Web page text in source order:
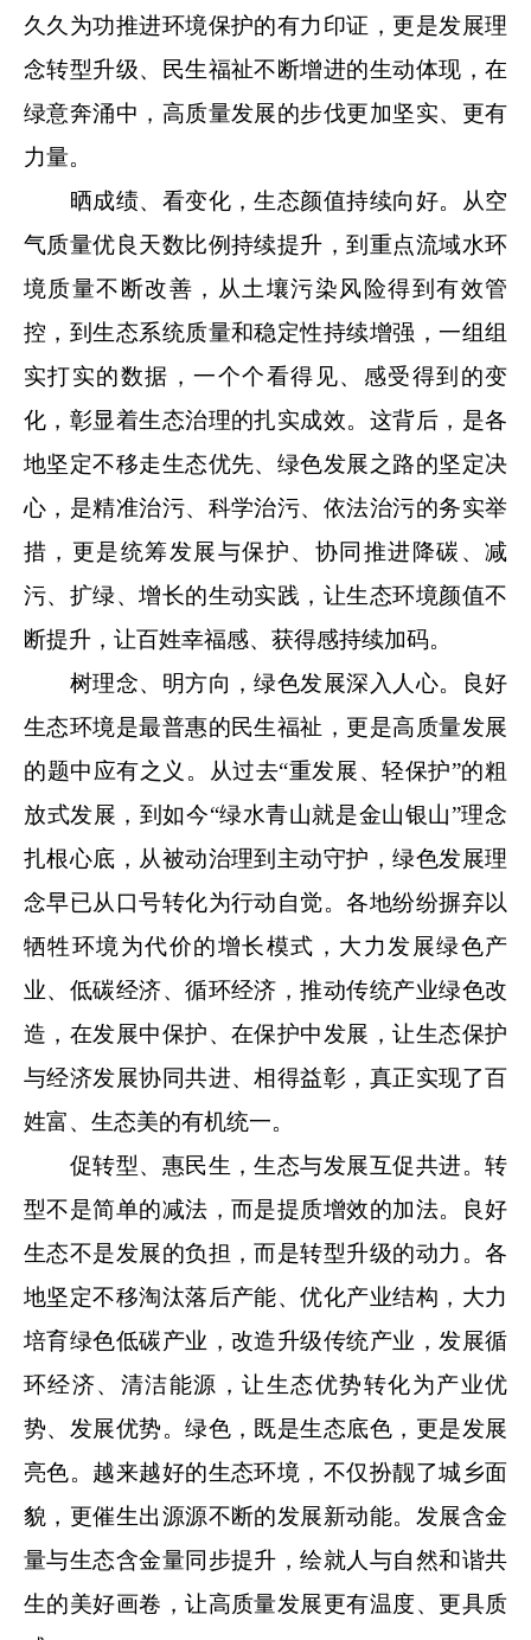
久久为功推进环境保护的有力印证，更是发展理
念转型升级、民生福祉不断增进的生动体现，在
绿意奔涌中，高质量发展的步伐更加坚实、更有
力量。
晒成绩、看变化，生态颜值持续向好。从空
气质量优良天数比例持续提升，到重点流域水环
境质量不断改善，从土壤污染风险得到有效管
控，到生态系统质量和稳定性持续增强，一组组
实打实的数据，一个个看得见、感受得到的变
化，彰显着生态治理的扎实成效。这背后，是各
地坚定不移走生态优先、绿色发展之路的坚定决
心，是精准治污、科学治污、依法治污的务实举
措，更是统筹发展与保护、协同推进降碳、减
污、扩绿、增长的生动实践，让生态环境颜值不
断提升，让百姓幸福感、获得感持续加码。
树理念、明方向，绿色发展深入人心。良好
生态环境是最普惠的民生福祉，更是高质量发展
的题中应有之义。从过去“重发展、轻保护”的粗
放式发展，到如今“绿水青山就是金山银山”理念
扎根心底，从被动治理到主动守护，绿色发展理
念早已从口号转化为行动自觉。各地纷纷摒弃以
牺牲环境为代价的增长模式，大力发展绿色产
业、低碳经济、循环经济，推动传统产业绿色改
造，在发展中保护、在保护中发展，让生态保护
与经济发展协同共进、相得益彰，真正实现了百
姓富、生态美的有机统一。
促转型、惠民生，生态与发展互促共进。转
型不是简单的减法，而是提质增效的加法。良好
生态不是发展的负担，而是转型升级的动力。各
地坚定不移淘汰落后产能、优化产业结构，大力
培育绿色低碳产业，改造升级传统产业，发展循
环经济、清洁能源，让生态优势转化为产业优
势、发展优势。绿色，既是生态底色，更是发展
亮色。越来越好的生态环境，不仅扮靓了城乡面
貌，更催生出源源不断的发展新动能。发展含金
量与生态含金量同步提升，绘就人与自然和谐共
生的美好画卷，让高质量发展更有温度、更具质